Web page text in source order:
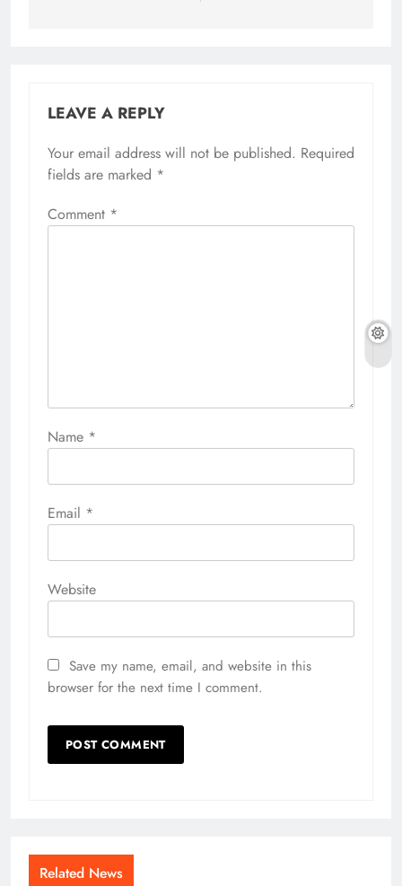
LEAVE A REPLY
Your email address will not be published. Required
fields are marked *
Comment *
Name *
Email *
Website
Save my name, email, and website in this
browser for the next time I comment.
Related News